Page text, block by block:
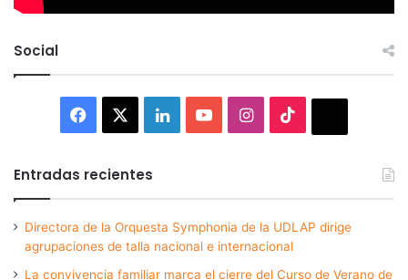
Social
Facebook LinkedInYouTubeInstagram
Entradas recientes
Directora de la Orquesta Symphonia de la UDLAP dirige
agrupaciones de talla nacional e internacional
La convivencia familiar marca el cierre del Curso de Verano de